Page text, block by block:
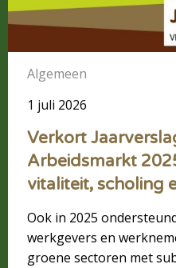
Algemeen
1 juli 2026
Verkort
Arbeidsmarkt
vitaliteit, scholing
Ook in 2025
werkgevers en
groene sectoren met
Investeren
in
vitaliteit,
scholing
instroom